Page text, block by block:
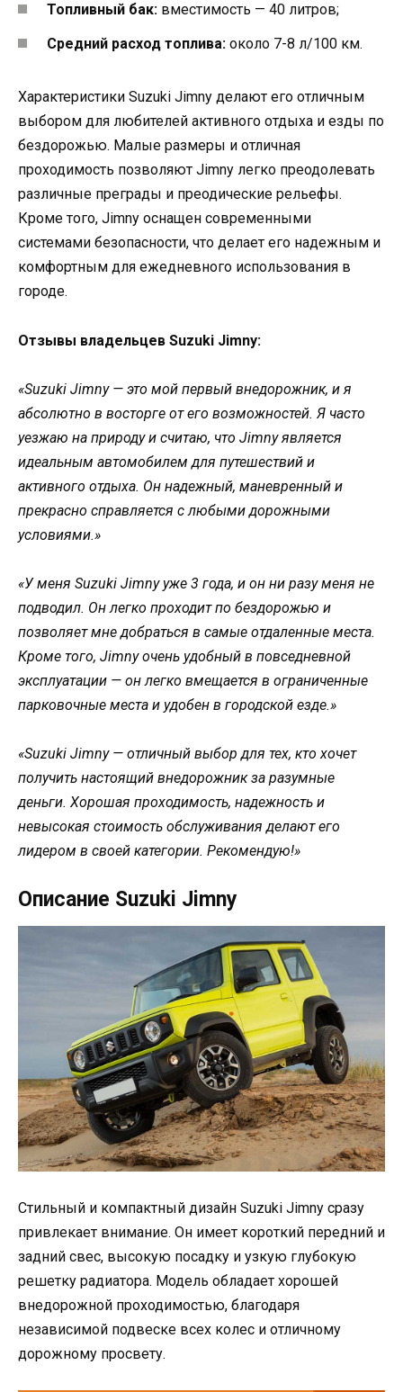
Топливный бак: вместимость — 40 литров;
Средний расход топлива: около 7-8 л/100 км.
Характеристики Suzuki Jimny делают его отличным
выбором для любителей активного отдыха и езды по
бездорожью. Малые размеры и отличная
проходимость позволяют Jimny легко преодолевать
различные преграды и преодические рельефы.
Кроме того, Jimny оснащен современными
системами безопасности, что делает его надежным и
комфортным для ежедневного использования в
городе.
Отзывы владельцев Suzuki Jimny:
«Suzuki Jimny — это мой первый внедорожник, и я
абсолютно в восторге от его возможностей. Я часто
уезжаю на природу и считаю, что Jimny является
идеальным автомобилем для путешествий и
активного отдыха. Он надежный, маневренный и
прекрасно справляется с любыми дорожными
условиями.»
«У меня Suzuki Jimny уже 3 года, и он ни разу меня не
подводил. Он легко проходит по бездорожью и
позволяет мне добраться в самые отдаленные места.
Кроме того, Jimny очень удобный в повседневной
эксплуатации — он легко вмещается в ограниченные
парковочные места и удобен в городской езде.»
«Suzuki Jimny — отличный выбор для тех, кто хочет
получить настоящий внедорожник за разумные
деньги. Хорошая проходимость, надежность и
невысокая стоимость обслуживания делают его
лидером в своей категории. Рекомендую!»
Описание Suzuki Jimny
Стильный и компактный дизайн Suzuki Jimny сразу
привлекает внимание. Он имеет короткий передний и
задний свес, высокую посадку и узкую глубокую
решетку радиатора. Модель обладает хорошей
внедорожной проходимостью, благодаря
независимой подвеске всех колес и отличному
дорожному просвету.